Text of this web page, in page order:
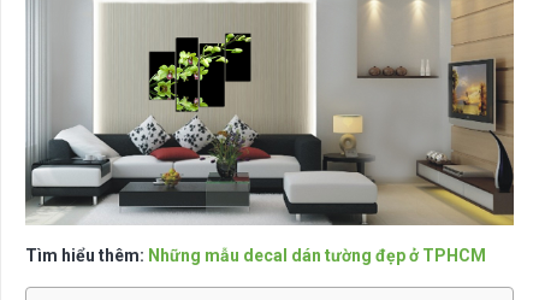
Tìm hiểu thêm: Những mẫu decal dán tường đẹp ở TPHCM